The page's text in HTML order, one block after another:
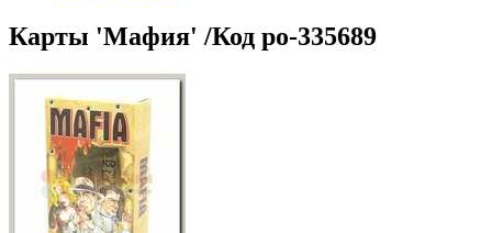
Карты 'Мафия' /Код po-335689